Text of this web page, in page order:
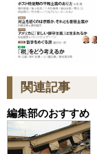
関連記事
編集部のおすすめ